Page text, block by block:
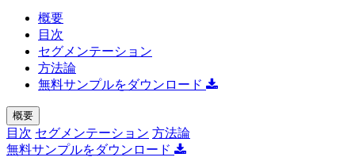
概要
目次
セグメンテーション
方法論
無料サンプルをダウンロード
概要
目次 セグメンテーション 方法論
無料サンプルをダウンロード